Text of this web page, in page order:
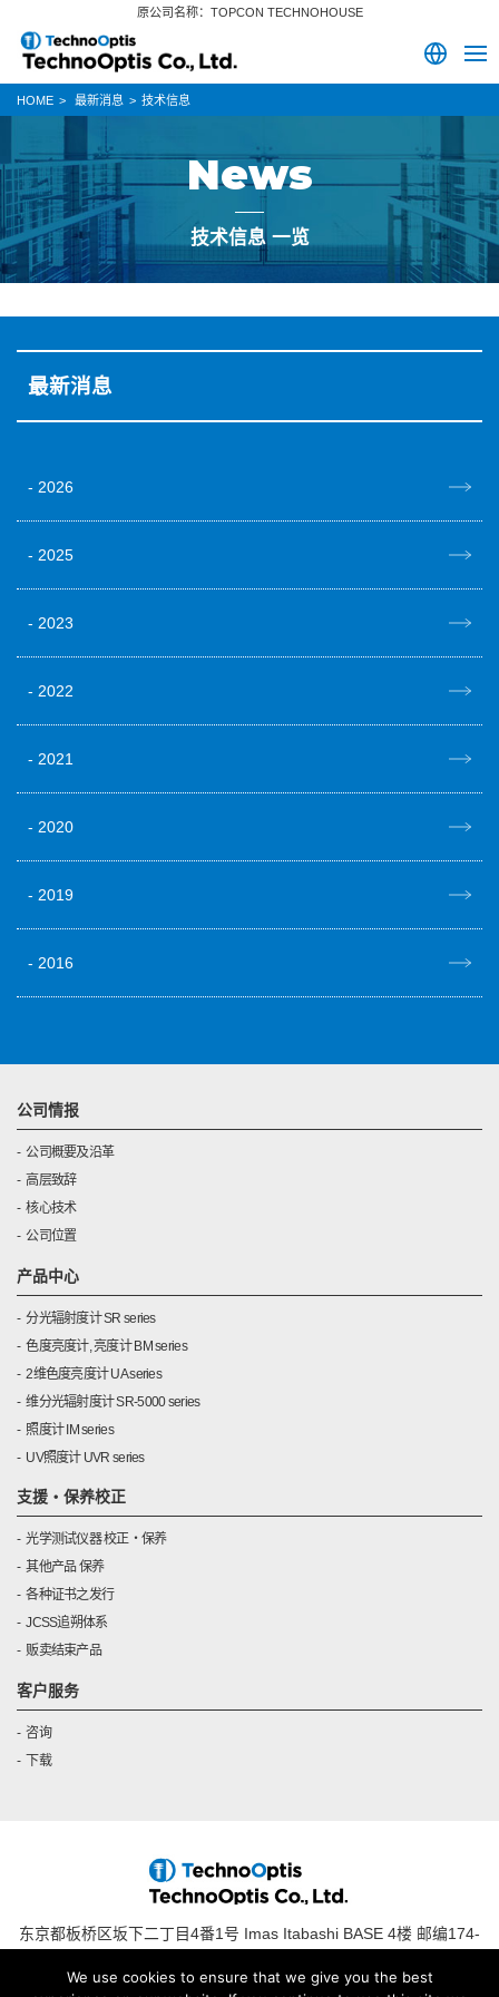
原公司名称：TOPCON TECHNOHOUSE
HOME 最新消息 技术信息
News
技术信息 一览
最新消息
2026
2025
2023
2022
2021
2020
2019
2016
公司情报
公司概要及沿革
高层致辞
核心技术
公司位置
产品中心
分光辐射度计 SR series
色度亮度计, 亮度计 BM series
2维色度亮度计 UA series
维分光辐射度计 SR-5000 series
照度计 IM series
UV照度计 UVR series
支援・保养校正
光学测试仪器 校正・保养
其他产品 保养
各种证书之发行
JCSS追朔体系
贩卖结束产品
客户服务
咨询
下载
东京都板桥区坂下二丁目4番1号 Imas Itabashi BASE 4楼 邮编174-
电话 : +81-(0)3-3558-2642, 传真 : +81-(0)3-5392-4992
We use cookies to ensure that we give you the best